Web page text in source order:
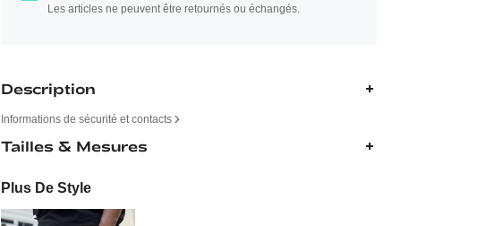
Les articles ne peuvent être retournés ou échangés.
Description
Informations de sécurité et contacts
Tailles & Mesures
Plus De Style